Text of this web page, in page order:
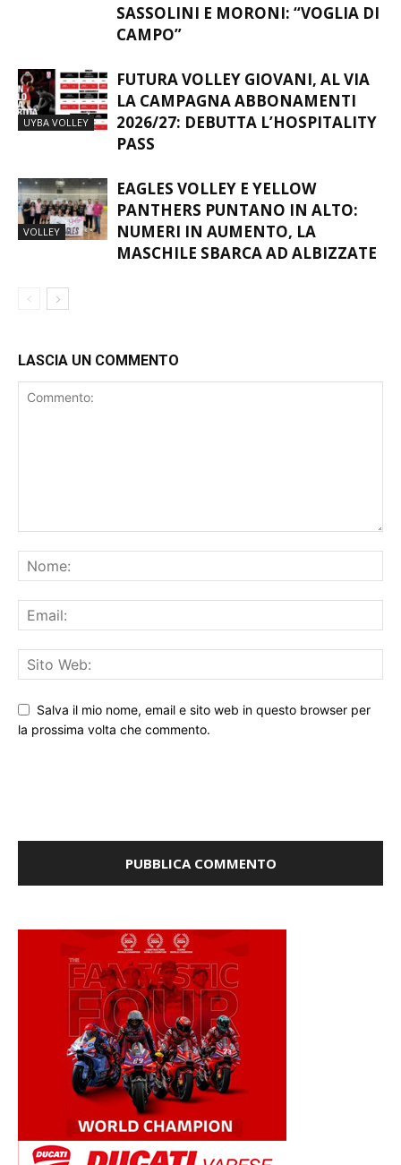
SASSOLINI E MORONI: “VOGLIA DI
CAMPO”
UYBA VOLLEY
FUTURA VOLLEY GIOVANI, AL VIA
LA CAMPAGNA ABBONAMENTI
2026/27: DEBUTTA L’HOSPITALITY
PASS
VOLLEY
EAGLES VOLLEY E YELLOW
PANTHERS PUNTANO IN ALTO:
NUMERI IN AUMENTO, LA
MASCHILE SBARCA AD ALBIZZATE
LASCIA UN COMMENTO
Salva il mio nome, email e sito web in questo browser per
la prossima volta che commento.